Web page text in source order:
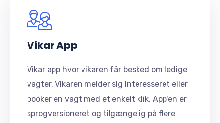
Vikar App
Vikar app hvor vikaren får besked om ledige
vagter. Vikaren melder sig interesseret eller
booker en vagt med et enkelt klik. App'en er
sprogversioneret og tilgængelig på flere